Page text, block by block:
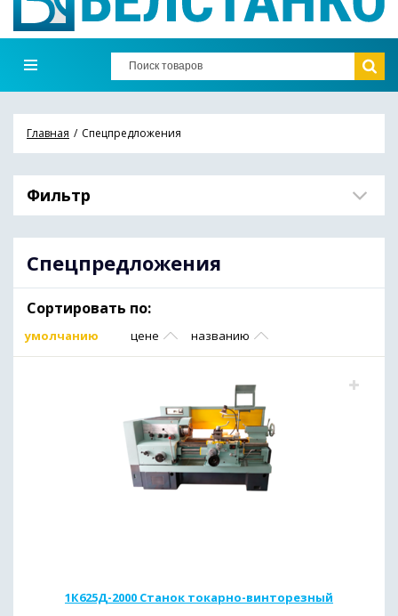
Главная Спецпредложения
Фильтр
Спецпредложения
Сортировать по:
умолчанию цене названию
1К625Д-2000 Станок токарно-винторезный